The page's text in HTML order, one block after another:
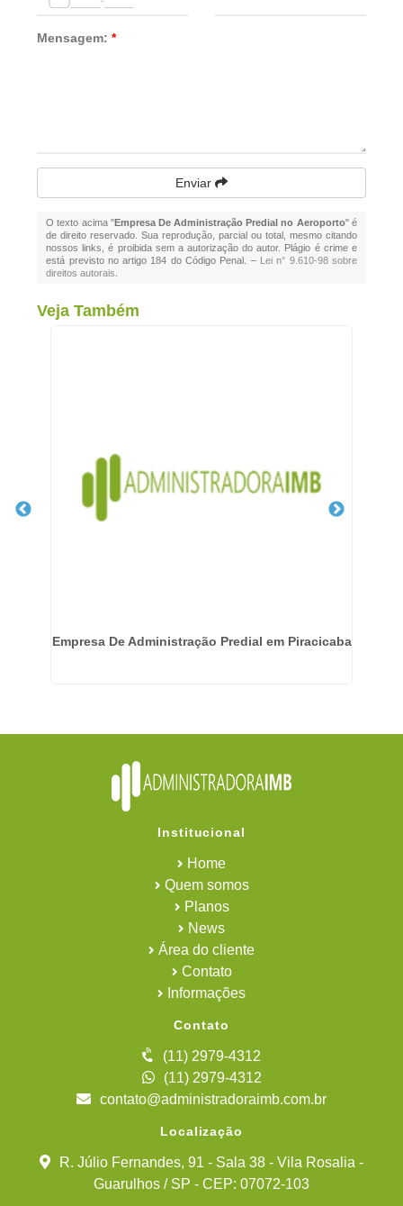
Mensagem:*
Enviar
O texto acima "Empresa De Administração Predial no Aeroporto" é
de direito reservado. Sua reprodução, parcial ou total, mesmo citando
nossos links, é proibida sem a autorização do autor. Plágio é crime e
está previsto no artigo 184 do Código Penal. – Lei n° 9.610-98 sobre
direitos autorais
Veja Também
Empresa De Administração Predial em Piracicaba
Institucional
Home
Quem somos
Planos
News
Área do cliente
Contato
Informações
Contato
(11) 2979-4312
(11) 2979-4312
contato@administradoraimb.com.br
Localização
R. Júlio Fernandes, 91 - Sala 38 - Vila Rosalia -
Guarulhos / SP - CEP: 07072-103